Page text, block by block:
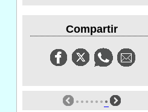
Compartir